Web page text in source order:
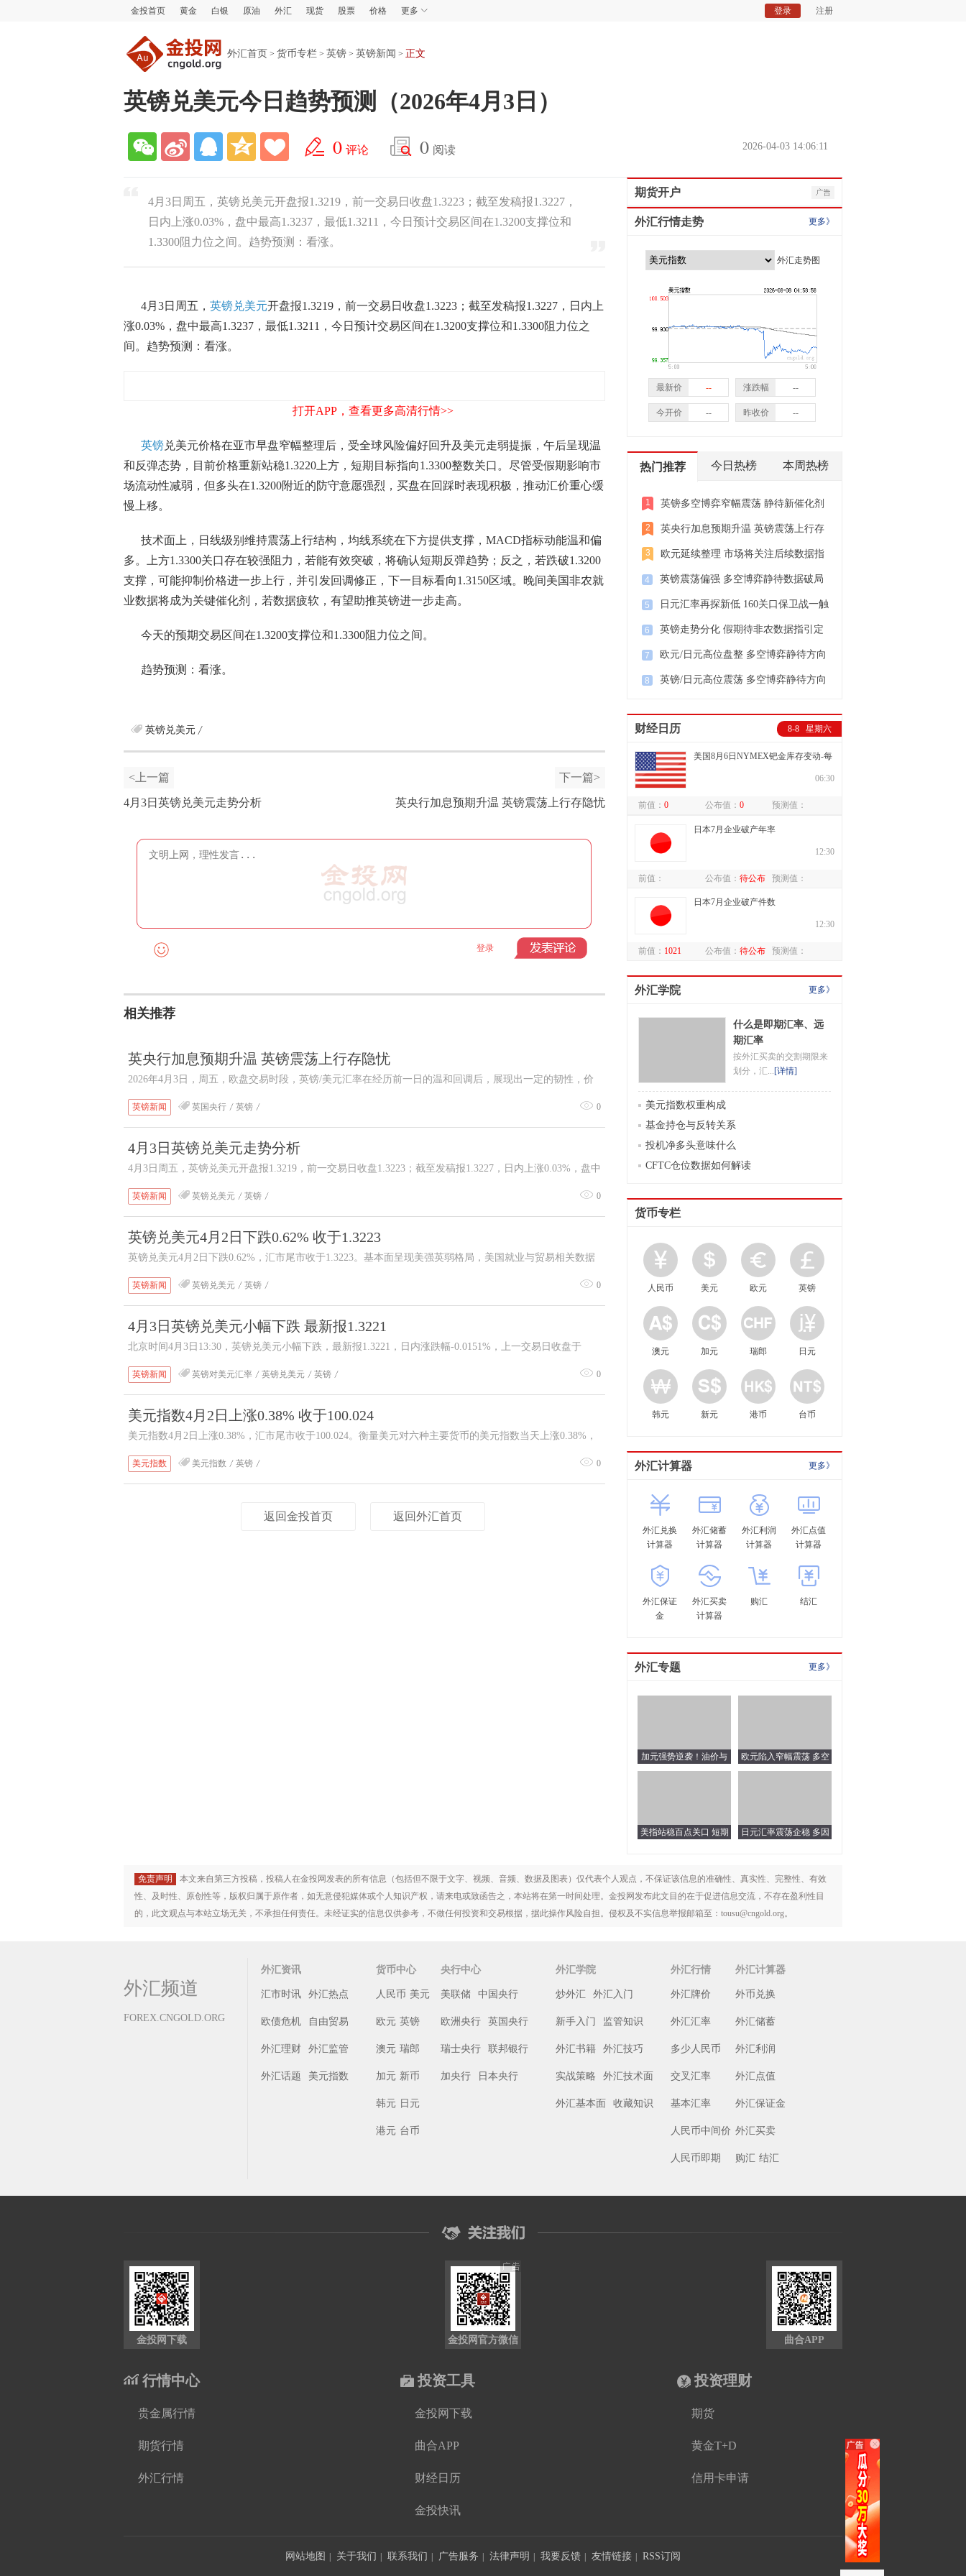
金投首页 黄金 白银 原油 外汇 现货 股票 价格 更多 注册
登录
外汇首页 > 货币专栏 > 英镑 > 英镑新闻 > 正文
英镑兑美元今日趋势预测（2026年4月3日）
0 评论 0 阅读 2026-04-03 14:06:11
4月3日周五，英镑兑美元开盘报1.3219，前一交易日收盘1.3223；截至发稿报1.3227，
日内上涨0.03%，盘中最高1.3237，最低1.3211，今日预计交易区间在1.3200支撑位和
1.3300阻力位之间。趋势预测：看涨。
4月3日周五， 英镑兑美元开盘报1.3219，前一交易日收盘1.3223；截至发稿报1.3227，日内上
涨0.03%，盘中最高1.3237，最低1.3211，今日预计交易区间在1.3200支撑位和1.3300阻力位之
间。趋势预测：看涨。
打开APP，查看更多高清行情>>
英镑兑美元价格在亚市早盘窄幅整理后，受全球风险偏好回升及美元走弱提振，午后呈现温
和反弹态势，目前价格重新站稳1.3220上方，短期目标指向1.3300整数关口。尽管受假期影响市
场流动性减弱，但多头在1.3200附近的防守意愿强烈，买盘在回踩时表现积极，推动汇价重心缓
慢上移。
技术面上，日线级别维持震荡上行结构，均线系统在下方提供支撑，MACD指标动能温和偏
多。上方1.3300关口存在较强阻力，若能有效突破，将确认短期反弹趋势；反之，若跌破1.3200
支撑，可能抑制价格进一步上行，并引发回调修正，下一目标看向1.3150区域。晚间美国非农就
业数据将成为关键催化剂，若数据疲软，有望助推英镑进一步走高。
今天的预期交易区间在1.3200支撑位和1.3300阻力位之间。
趋势预测：看涨。
英镑兑美元
<上一篇
4月3日英镑兑美元走势分析
下一篇>
英央行加息预期升温 英镑震荡上行存隐忧
登录
相关推荐
英央行加息预期升温 英镑震荡上行存隐忧
2026年4月3日，周五，欧盘交易时段，英镑/美元汇率在经历前一日的温和回调后，展现出一定的韧性，价
格攀升至约1.3230的日内高点。这一走势的背后，是市场对英国央行货币政策预期的重新评估与复杂地缘政
治格局的相互博弈。然而，受西方复活节假期影响，主要市场参与者离场观望，交易活动趋于清淡，限制了
汇率的波动幅度。
英镑新闻 英国央行 英镑 0
4月3日英镑兑美元走势分析
4月3日周五，英镑兑美元开盘报1.3219，前一交易日收盘1.3223；截至发稿报1.3227，日内上涨0.03%，盘中
最高1.3237，最低1.3211，日内维持小幅波动，开盘价位衔接前一日收盘水平，整体波动区间收窄，盘中高
低点间距有限，短线价格小幅走高但涨幅微弱。
英镑新闻 英镑兑美元 英镑 0
英镑兑美元4月2日下跌0.62% 收于1.3223
英镑兑美元4月2日下跌0.62%，汇市尾市收于1.3223。基本面呈现美强英弱格局，美国就业与贸易相关数据
表现亮眼，叠加美联储官员偏鹰表态，市场降息预期降温带动美元走强；英国制造业相关数据不及预期，经
济复苏力度偏弱，央行相关表态仍留存宽松想象空间，英美货币政策预期差持续压缩英镑吸引力，同时资金
偏向回流美元资产，进一步施压汇价。
英镑新闻 英镑兑美元 英镑 0
4月3日英镑兑美元小幅下跌 最新报1.3221
北京时间4月3日13:30，英镑兑美元小幅下跌，最新报1.3221，日内涨跌幅-0.0151%，上一交易日收盘于
1.3223。
英镑新闻 英镑对美元汇率 英镑兑美元 英镑 0
美元指数4月2日上涨0.38% 收于100.024
美元指数4月2日上涨0.38%，汇市尾市收于100.024。衡量美元对六种主要货币的美元指数当天上涨0.38%，
在汇市尾市收于100.024。多重利好共振支撑美元走强：美国至3月28日当周初请失业金人数20.2万人（低于
预期21.5万人，创近两月新低），2月贸易帐逆差收窄至615亿美元（好于预期），双重数据降温美联储6月
降息押注（CME降息概率从70%回落至55%以下）；
美元指数 美元指数 英镑 0
返回金投首页 返回外汇首页
期货开户
外汇行情走势 更多》
外汇走势图
最新价 -- 涨跌幅 --
今开价 -- 昨收价 --
热门推荐 今日热榜 本周热榜
1
英镑多空博弈窄幅震荡 静待新催化剂
2
英央行加息预期升温 英镑震荡上行存
3
欧元延续整理 市场将关注后续数据指
4 英镑震荡偏强 多空博弈静待数据破局
5
日元汇率再探新低 160关口保卫战一触
6
英镑走势分化 假期待非农数据指引定
7
欧元/日元高位盘整 多空博弈静待方向
8
英镑/日元高位震荡 多空博弈静待方向
财经日历 8-8 星期六
美国8月6日NYMEX钯金库存变动-每
06:30
前值： 0 公布值： 0 预测值：
日本7月企业破产年率
12:30
前值： 公布值： 待公布 预测值：
日本7月企业破产件数
12:30
前值： 1021 公布值： 待公布 预测值：
外汇学院 更多》
什么是即期汇率、远
期汇率
按外汇买卖的交割期限来
划分，汇...[详情]
美元指数权重构成
基金持仓与反转关系
投机净多头意味什么
CFTC仓位数据如何解读
货币专栏
人民币 美元 欧元 英镑
澳元 加元 瑞郎 日元
韩元 新元 港币 台币
外汇计算器 更多》
外汇兑换
计算器
外汇储蓄
计算器
外汇利润
计算器
外汇点值
计算器
外汇保证
金
外汇买卖
计算器
购汇 结汇
外汇专题 更多》
加元强势逆袭！油价与
政策双轮驱动
欧元陷入窄幅震荡 多空
博弈难破僵局
美指站稳百点关口 短期
日元汇率震荡企稳 多因
免责声明
本文来自第三方投稿，投稿人在金投网发表的所有信息（包括但不限于文字、视频、音频、数据及图表）仅代表个人观点，不保证该信息的准确性、真实性、完整性、有效
性、及时性、原创性等，版权归属于原作者，如无意侵犯媒体或个人知识产权，请来电或致函告之，本站将在第一时间处理。金投网发布此文目的在于促进信息交流，不存在盈利性目
的，此文观点与本站立场无关，不承担任何责任。未经证实的信息仅供参考，不做任何投资和交易根据，据此操作风险自担。侵权及不实信息举报邮箱至：tousu@cngold.org。
外汇频道
FOREX.CNGOLD.ORG
外汇资讯
汇市时讯 外汇热点
欧债危机 自由贸易
外汇理财 外汇监管
外汇话题 美元指数
货币中心
人民币 美元
欧元 英镑
澳元 瑞郎
加元 新币
韩元 日元
港元 台币
央行中心
美联储 中国央行
欧洲央行 英国央行
瑞士央行 联邦银行
加央行 日本央行
外汇学院
炒外汇 外汇入门
新手入门 监管知识
外汇书籍 外汇技巧
实战策略 外汇技术面
外汇基本面 收藏知识
外汇行情
外汇牌价
外汇汇率
多少人民币
交叉汇率
基本汇率
人民币中间价
人民币即期
外汇计算器
外币兑换
外汇储蓄
外汇利润
外汇点值
外汇保证金
外汇买卖
购汇 结汇
金投网下载 金投网官方微信 曲合APP
行情中心
贵金属行情
期货行情
外汇行情
投资工具
金投网下载
曲合APP
财经日历
金投快讯
投资理财
期货
黄金T+D
信用卡申请
网站地图 关于我们 联系我们 广告服务 法律声明 我要反馈 友情链接 RSS订阅